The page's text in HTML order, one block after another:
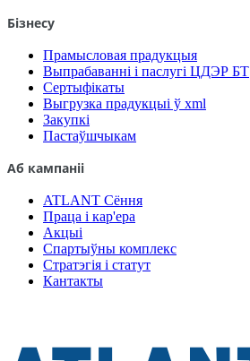
Бізнесу
Прамысловая прадукцыя
Выпрабаванні і паслугі ЦДЭР БТ
Сертыфікаты
Выгрузка прадукцыі ў xml
Закупкі
Пастаўшчыкам
Аб кампаніі
ATLANT Сёння
Праца і кар'ера
Акцыі
Спартыўны комплекс
Стратэгія і статут
Кантакты